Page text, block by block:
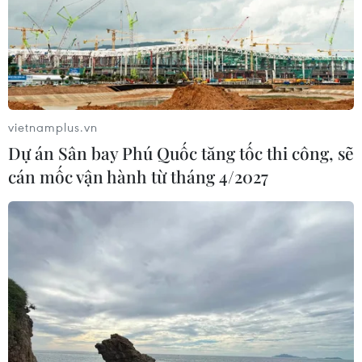
07/08/2026 04:08
Bỉ tìm ra hướng đi mới trong điều trị
ung thư gan di căn
07/08/2026 04:05
Chưa có bằng chứng truyền máu trẻ
giúp chống lão hóa
06/08/2026 23:16
Nước thải từ máy bay có thể giúp
phát hiện sớm nguy cơ đại dịch
06/08/2026 22:30
vietnamplus.vn
Dự án Sân bay Phú Quốc tăng tốc thi công, sẽ
cán mốc vận hành từ tháng 4/2027